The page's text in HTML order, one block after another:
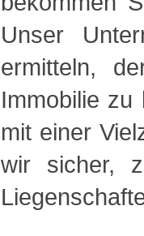
Unser
ermitteln,
Immobilie
mit einer
wir sicher,